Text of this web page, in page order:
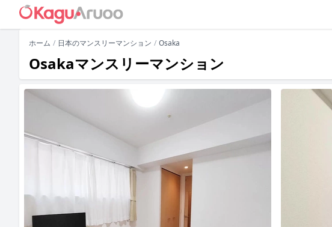
ホーム 日本のマンスリーマンション Osaka
Osakaマンスリーマンション